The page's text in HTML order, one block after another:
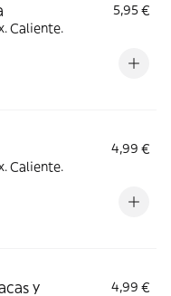
5,95 €
Caliente.
4,99 €
Caliente.
y 4,99 €